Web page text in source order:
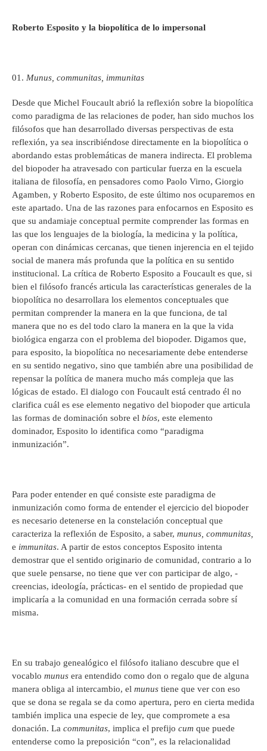
Roberto Esposito y la biopolítica de lo impersonal
Munus, communitas, immunitas
Desde que Michel Foucault abrió la reflexión sobre la biopolítica
como paradigma de las relaciones de poder, han sido muchos los
filósofos que han desarrollado diversas perspectivas de esta
reflexión, ya sea inscribiéndose directamente en la biopolítica o
abordando estas problemáticas de manera indirecta. El problema
del biopoder ha atravesado con particular fuerza en la escuela
italiana de filosofía, en pensadores como Paolo Virno, Giorgio
Agamben, y Roberto Esposito, de este último nos ocuparemos en
este apartado. Una de las razones para enfocarnos en Esposito es
que su andamiaje conceptual permite comprender las formas en
las que los lenguajes de la biología, la medicina y la política,
operan con dinámicas cercanas, que tienen injerencia en el tejido
social de manera más profunda que la política en su sentido
institucional. La crítica de Roberto Esposito a Foucault es que, si
bien el filósofo francés articula las características generales de la
biopolítica no desarrollara los elementos conceptuales que
permitan comprender la manera en la que funciona, de tal
manera que no es del todo claro la manera en la que la vida
biológica engarza con el problema del biopoder. Digamos que,
para esposito, la biopolítica no necesariamente debe entenderse
en su sentido negativo, sino que también abre una posibilidad de
repensar la política de manera mucho más compleja que las
lógicas de estado. El dialogo con Foucault está centrado él no
clarifica cuál es ese elemento negativo del biopoder que articula
las formas de dominación sobre el bíos, este elemento
dominador, Esposito lo identifica como “paradigma
inmunización”.
Para poder entender en qué consiste este paradigma de
inmunización como forma de entender el ejercicio del biopoder
es necesario detenerse en la constelación conceptual que
caracteriza la reflexión de Esposito, a saber, munus, communitas,
e immunitas. A partir de estos conceptos Esposito intenta
demostrar que el sentido originario de comunidad, contrario a lo
que suele pensarse, no tiene que ver con participar de algo, -
creencias, ideología, prácticas- en el sentido de propiedad que
implicaría a la comunidad en una formación cerrada sobre sí
misma.
En su trabajo genealógico el filósofo italiano descubre que el
vocablo munus era entendido como don o regalo que de alguna
manera obliga al intercambio, el munus tiene que ver con eso
que se dona se regala se da como apertura, pero en cierta medida
también implica una especie de ley, que compromete a esa
donación. La communitas, implica el prefijo cum que puede
entenderse como la preposición “con”, es la relacionalidad